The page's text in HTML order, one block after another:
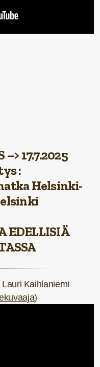
> 17.7.2025
:
Helsinki-
EDELLISIÄ
Kaihlaniemi
)